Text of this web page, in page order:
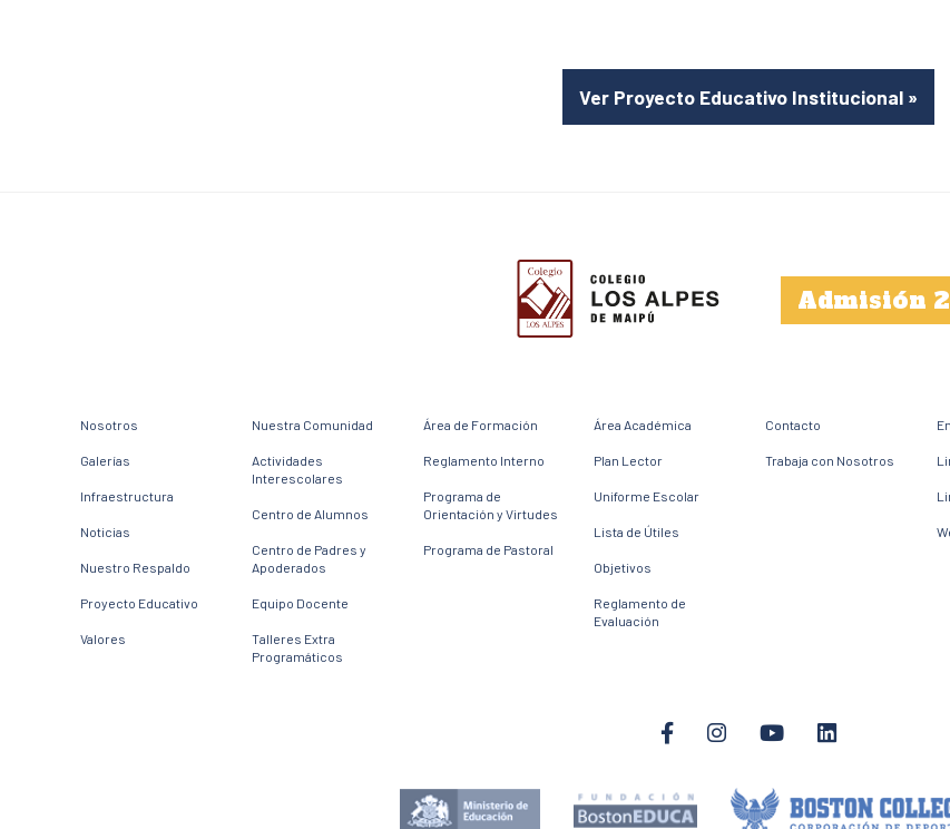
Ver Proyecto Educativo Institucional »
Admisión
Nosotros
Galerías
Infraestructura
Noticias
Nuestro Respaldo
Proyecto Educativo
Valores
Nuestra Comunidad
Actividades
Interescolares
Centro de Alumnos
Centro de Padres y
Apoderados
Equipo Docente
Talleres Extra
Programáticos
Área de Formación
Reglamento Interno
Programa de
Orientación y Virtudes
Programa de Pastoral
Área Académica
Plan Lector
Uniforme Escolar
Lista de Útiles
Objetivos
Reglamento de
Evaluación
Contacto
Trabaja con Nosotros